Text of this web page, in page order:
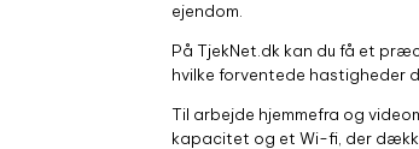
ejendom.
På TjekNet.dk kan du få et
hvilke forventede hastigheder
Til arbejde hjemmefra og
kapacitet og et Wi-fi, der